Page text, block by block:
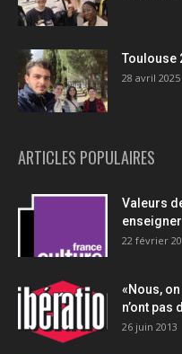
Toulouse
28 avril 2025
ARTICLES POPULAIRES
Valeurs
22 février
«Nous,
n’ont pas
26 juin 2013